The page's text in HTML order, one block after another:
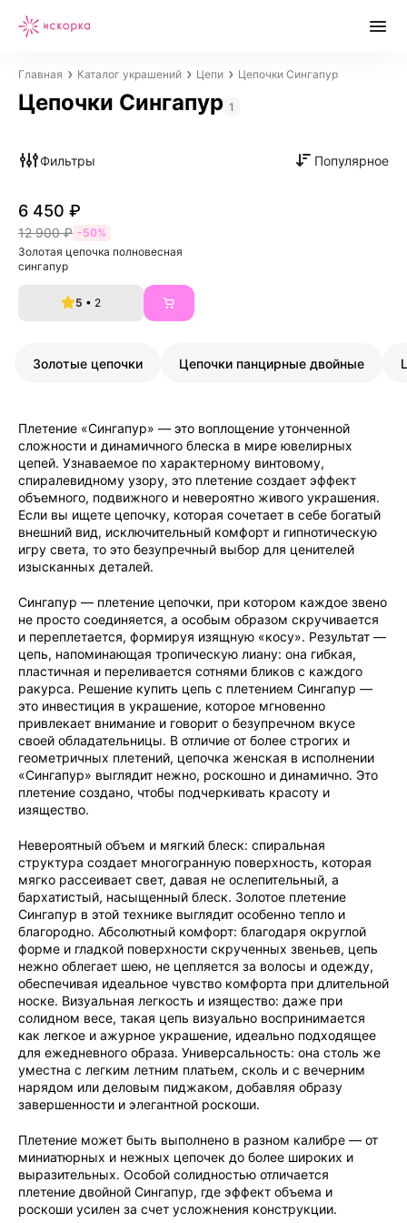
Главная Каталог украшений Цепи Цепочки Сингапур
Цепочки Сингапур 1
Фильтры Популярное
6 450 ₽
12 900 ₽ -50%
Золотая цепочка полновесная
сингапур
5 • 2
Золотые цепочки Цепочки панцирные двойные
Плетение «Сингапур» — это воплощение утонченной
сложности и динамичного блеска в мире ювелирных
цепей. Узнаваемое по характерному винтовому,
спиралевидному узору, это плетение создает эффект
объемного, подвижного и невероятно живого украшения.
Если вы ищете цепочку, которая сочетает в себе богатый
внешний вид, исключительный комфорт и гипнотическую
игру света, то это безупречный выбор для ценителей
изысканных деталей.
Сингапур — плетение цепочки, при котором каждое звено
не просто соединяется, а особым образом скручивается
и переплетается, формируя изящную «косу». Результат —
цепь, напоминающая тропическую лиану: она гибкая,
пластичная и переливается сотнями бликов с каждого
ракурса. Решение купить цепь с плетением Сингапур —
это инвестиция в украшение, которое мгновенно
привлекает внимание и говорит о безупречном вкусе
своей обладательницы. В отличие от более строгих и
геометричных плетений, цепочка женская в исполнении
«Сингапур» выглядит нежно, роскошно и динамично. Это
плетение создано, чтобы подчеркивать красоту и
изящество.
Невероятный объем и мягкий блеск: спиральная
структура создает многогранную поверхность, которая
мягко рассеивает свет, давая не ослепительный, а
бархатистый, насыщенный блеск. Золотое плетение
Сингапур в этой технике выглядит особенно тепло и
благородно. Абсолютный комфорт: благодаря округлой
форме и гладкой поверхности скрученных звеньев, цепь
нежно облегает шею, не цепляется за волосы и одежду,
обеспечивая идеальное чувство комфорта при длительной
носке. Визуальная легкость и изящество: даже при
солидном весе, такая цепь визуально воспринимается
как легкое и ажурное украшение, идеально подходящее
для ежедневного образа. Универсальность: она столь же
уместна с легким летним платьем, сколь и с вечерним
нарядом или деловым пиджаком, добавляя образу
завершенности и элегантной роскоши.
Плетение может быть выполнено в разном калибре — от
миниатюрных и нежных цепочек до более широких и
выразительных. Особой солидностью отличается
плетение двойной Сингапур, где эффект объема и
роскоши усилен за счет усложнения конструкции.